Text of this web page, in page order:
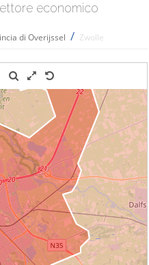
economico
di Overijssel / Zwolle